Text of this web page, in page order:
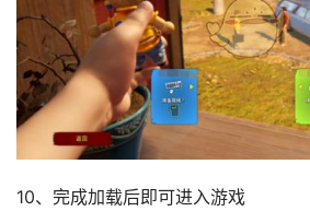
10、完成加载后即可进入游戏